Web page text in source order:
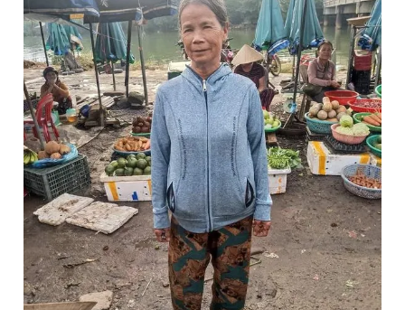
Theo dõi báo trên
Hotline
0906 645 777
Liên hệ quảng cáo
0908 780 404
Đặt báo Quảng cáo RSS Tòa soạn Chính sách bảo
Tổng biên tập: Nguyễn Ngọc Toàn
Phó tổng biên tập thường trực: Hải Thành
Phó tổng biên tập: Lâm Hiếu Dũng
Phó tổng biên tập: Trần Việt Hưng
Tổng thư ký tòa soạn: Đức Trung